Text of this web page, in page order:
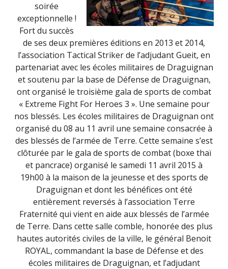
soirée
exceptionnelle !
Fort du succès
de ses deux premières éditions en 2013 et 2014,
l’association Tactical Striker de l’adjudant Gueit, en
partenariat avec les écoles militaires de Draguignan
et soutenu par la base de Défense de Draguignan,
ont organisé le troisième gala de sports de combat
« Extreme Fight For Heroes 3 ». Une semaine pour
nos blessés. Les écoles militaires de Draguignan ont
organisé du 08 au 11 avril une semaine consacrée à
des blessés de l’armée de Terre. Cette semaine s’est
clôturée par le gala de sports de combat (boxe thaï
et pancrace) organisé le samedi 11 avril 2015 à
19h00 à la maison de la jeunesse et des sports de
Draguignan et dont les bénéfices ont été
entièrement reversés à l’association Terre
Fraternité qui vient en aide aux blessés de l’armée
de Terre. Dans cette salle comble, honorée des plus
hautes autorités civiles de la ville, le général Benoit
ROYAL, commandant la base de Défense et des
écoles militaires de Draguignan, et l’adjudant